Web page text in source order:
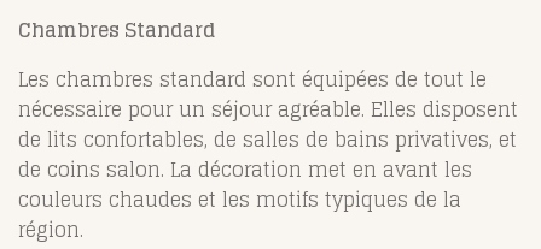
Chambres Standard
Les chambres standard sont équipées de tout le
nécessaire pour un séjour agréable. Elles disposent
de lits confortables, de salles de bains privatives, et
de coins salon. La décoration met en avant les
couleurs chaudes et les motifs typiques de la
région.